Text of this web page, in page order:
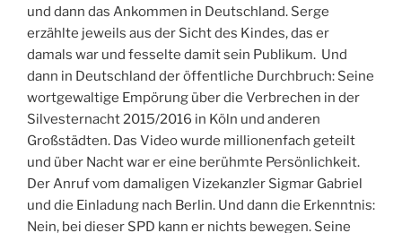
und dann das Ankommen in Deutschland. Serge
erzählte jeweils aus der Sicht des Kindes, das er
damals war und fesselte damit sein Publikum. Und
dann in Deutschland der öffentliche Durchbruch: Seine
wortgewaltige Empörung über die Verbrechen in der
Silvesternacht 2015/2016 in Köln und anderen
Großstädten. Das Video wurde millionenfach geteilt
und über Nacht war er eine berühmte Persönlichkeit.
Der Anruf vom damaligen Vizekanzler Sigmar Gabriel
und die Einladung nach Berlin. Und dann die Erkenntnis:
Nein, bei dieser SPD kann er nichts bewegen. Seine